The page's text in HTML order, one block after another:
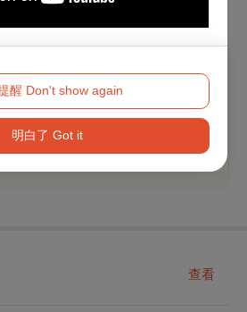
醒 Don't show again
明白了 Got it
年席位五折自由座優惠，提供之場
限於OPENTIX網站與App使用100
次有限，售完為止。
請憑證件（身分證或健保卡）入
查看